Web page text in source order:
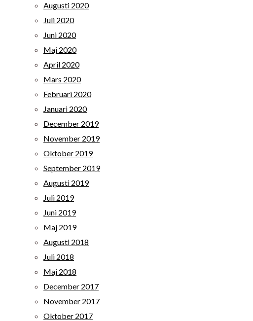
Augusti 2020
Juli 2020
Juni 2020
Maj 2020
April 2020
Mars 2020
Februari 2020
Januari 2020
December 2019
November 2019
Oktober 2019
September 2019
Augusti 2019
Juli 2019
Juni 2019
Maj 2019
Augusti 2018
Juli 2018
Maj 2018
December 2017
November 2017
Oktober 2017